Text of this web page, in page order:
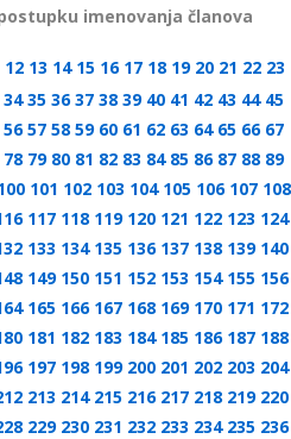
imenovanja članova
12 13 14 15 16 17 18 19 20 21 22 23
34 35 36 37 38 39 40 41 42 43 44 45
56 57 58 59 60 61 62 63 64 65 66 67
78 79 80 81 82 83 84 85 86 87 88 89
101 102 103 104 105 106 107 108
117 118 119 120 121 122 123 124
133 134 135 136 137 138 139 140
149 150 151 152 153 154 155 156
165 166 167 168 169 170 171 172
181 182 183 184 185 186 187 188
197 198 199 200 201 202 203 204
213 214 215 216 217 218 219 220
229 230 231 232 233 234 235 236